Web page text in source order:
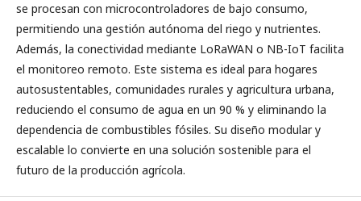
se procesan con microcontroladores de bajo consumo,
permitiendo una gestión autónoma del riego y nutrientes.
Además, la conectividad mediante LoRaWAN o NB-IoT facilita
el monitoreo remoto. Este sistema es ideal para hogares
autosustentables, comunidades rurales y agricultura urbana,
reduciendo el consumo de agua en un 90 % y eliminando la
dependencia de combustibles fósiles. Su diseño modular y
escalable lo convierte en una solución sostenible para el
futuro de la producción agrícola.